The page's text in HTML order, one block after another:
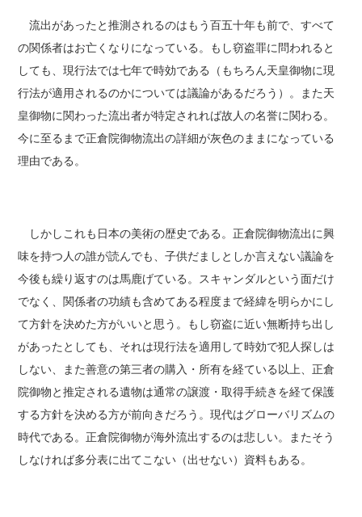
流出があったと推測されるのはもう百五十年も前で、すべて
の関係者はお亡くなりになっている。もし窃盗罪に問われると
しても、現行法では七年で時効である（もちろん天皇御物に現
行法が適用されるのかについては議論があるだろう）。また天
皇御物に関わった流出者が特定されれば故人の名誉に関わる。
今に至るまで正倉院御物流出の詳細が灰色のままになっている
理由である。
しかしこれも日本の美術の歴史である。正倉院御物流出に興
味を持つ人の誰が読んでも、子供だましとしか言えない議論を
今後も繰り返すのは馬鹿げている。スキャンダルという面だけ
でなく、関係者の功績も含めてある程度まで経緯を明らかにし
て方針を決めた方がいいと思う。もし窃盗に近い無断持ち出し
があったとしても、それは現行法を適用して時効で犯人探しは
しない、また善意の第三者の購入・所有を経ている以上、正倉
院御物と推定される遺物は通常の譲渡・取得手続きを経て保護
する方針を決める方が前向きだろう。現代はグローバリズムの
時代である。正倉院御物が海外流出するのは悲しい。またそう
しなければ多分表に出てこない（出せない）資料もある。